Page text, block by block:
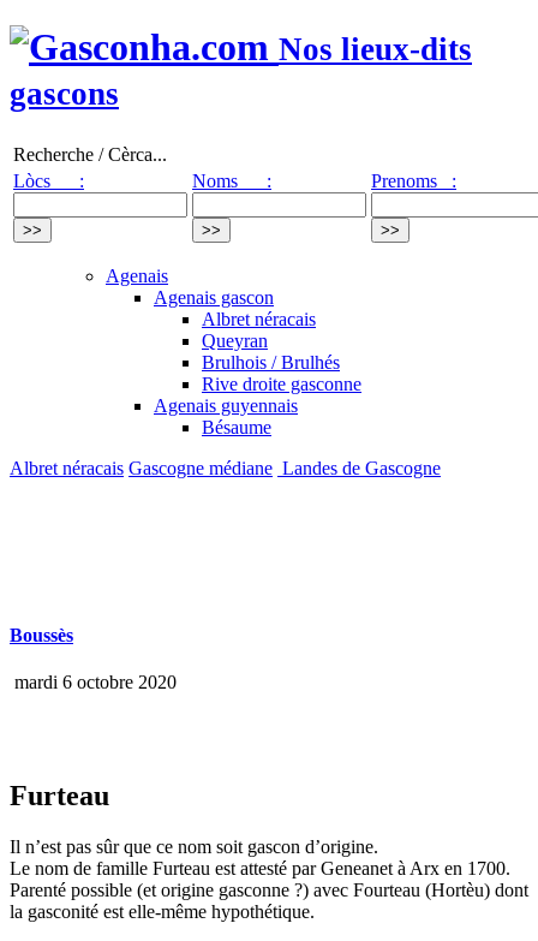
Nos lieux-dits
gascons
Recherche / Cèrca...
Lòcs :
Noms : Prenoms :
Agenais
Agenais gascon
Albret néracais
Queyran
Brulhois / Brulhés
Rive droite gasconne
Agenais guyennais
Bésaume
Albret néracais Gascogne médiane Landes de Gascogne
Boussès
mardi 6 octobre 2020
Furteau
Il n’est pas sûr que ce nom soit gascon d’origine.
Le nom de famille Furteau est attesté par Geneanet à Arx en 1700.
Parenté possible (et origine gasconne ?) avec Fourteau (Hortèu) dont
la gasconité est elle-même hypothétique.